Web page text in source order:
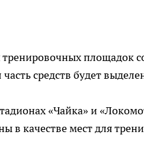
площадок
средств будет
«Чайка» и
в качестве мест для